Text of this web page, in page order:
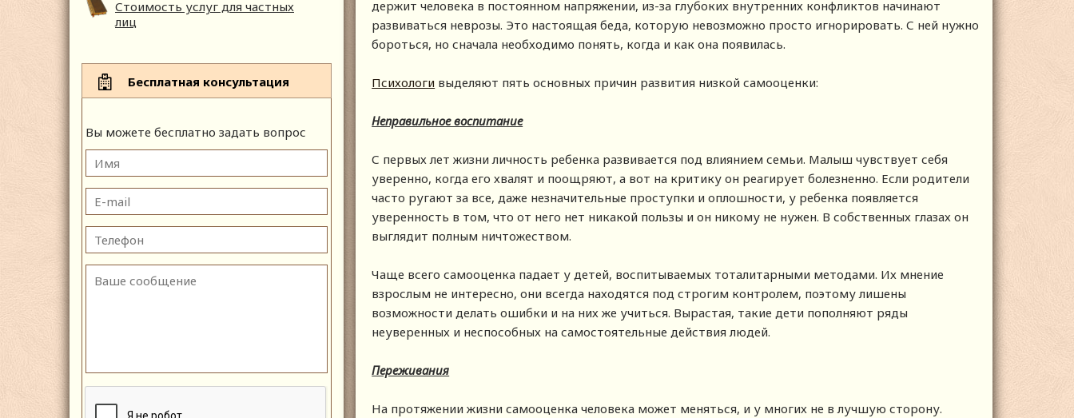
Стоимость услуг для частных
лиц
Бесплатная консультация
Вы можете бесплатно задать вопрос
держит человека в постоянном напряжении, из-за глубоких внутренних конфликтов начинают
развиваться неврозы. Это настоящая беда, которую невозможно просто игнорировать. С ней нужно
бороться, но сначала необходимо понять, когда и как она появилась.
Психологи выделяют пять основных причин развития низкой самооценки:
Неправильное воспитание
С первых лет жизни личность ребенка развивается под влиянием семьи. Малыш чувствует себя
уверенно, когда его хвалят и поощряют, а вот на критику он реагирует болезненно. Если родители
часто ругают за все, даже незначительные проступки и оплошности, у ребенка появляется
уверенность в том, что от него нет никакой пользы и он никому не нужен. В собственных глазах он
выглядит полным ничтожеством.
Чаще всего самооценка падает у детей, воспитываемых тоталитарными методами. Их мнение
взрослым не интересно, они всегда находятся под строгим контролем, поэтому лишены
возможности делать ошибки и на них же учиться. Вырастая, такие дети пополняют ряды
неуверенных и неспособных на самостоятельные действия людей.
Переживания
На протяжении жизни самооценка человека может меняться, и у многих не в лучшую сторону.